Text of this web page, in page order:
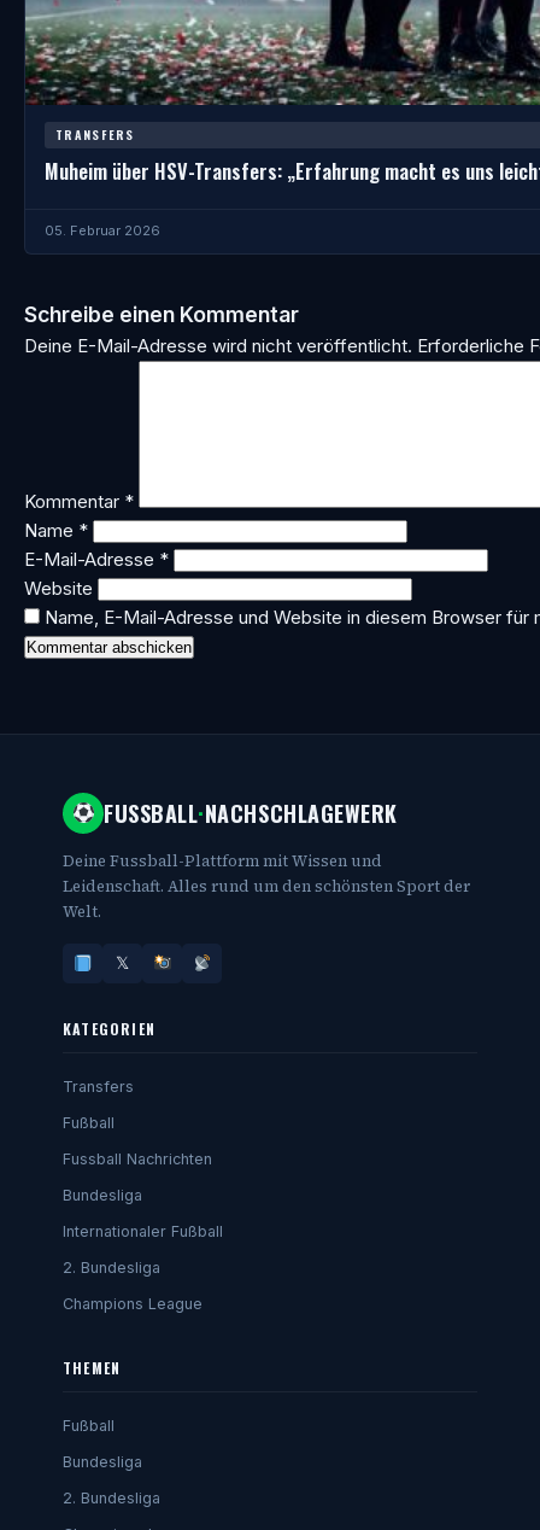
TRANSFERS
Muheim über HSV-Transfers: „Erfahrung macht es uns
05. Februar 2026
Schreibe einen Kommentar
Deine E-Mail-Adresse wird nicht veröffentlicht. Erforderliche
Kommentar *
Name *
E-Mail-Adresse *
Website
Name, E-Mail-Adresse und Website in diesem Browser für
FUSSBALL·NACHSCHLAGEWERK
Deine Fussball-Plattform mit Wissen und
Leidenschaft. Alles rund um den schönsten Sport der
Welt.
𝕏
KATEGORIEN
Transfers
Fußball
Fussball Nachrichten
Bundesliga
Internationaler Fußball
2. Bundesliga
Champions League
THEMEN
Fußball
Bundesliga
2. Bundesliga